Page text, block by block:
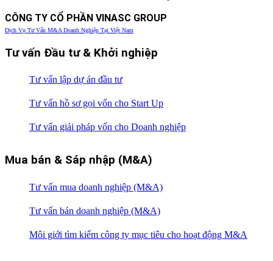
CÔNG TY CỔ PHẦN VINASC GROUP
Dịch Vụ Tư Vấn M&A Doanh Nghiệp Tại Việt Nam
Tư vấn Đầu tư & Khởi nghiệp
Tư vấn lập dự án đầu tư
Tư vấn hồ sơ gọi vốn cho Start Up
Tư vấn giải pháp vốn cho Doanh nghiệp
Mua bán & Sáp nhập (M&A)
Tư vấn mua doanh nghiệp (M&A)
Tư vấn bán doanh nghiệp (M&A)
Môi giới tìm kiếm công ty mục tiêu cho hoạt động M&A